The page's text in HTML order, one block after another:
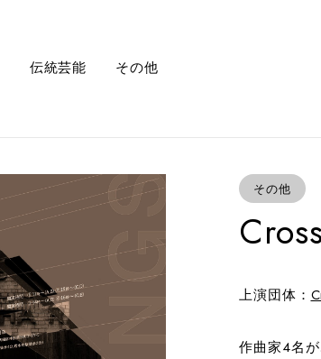
伝統芸能 その他
その他
上演団体：
作曲家4名